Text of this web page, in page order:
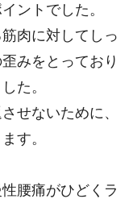
ントでした。
肉に対してしっ
みをとっており
た。
せないために、
す。
腰痛がひどくラ